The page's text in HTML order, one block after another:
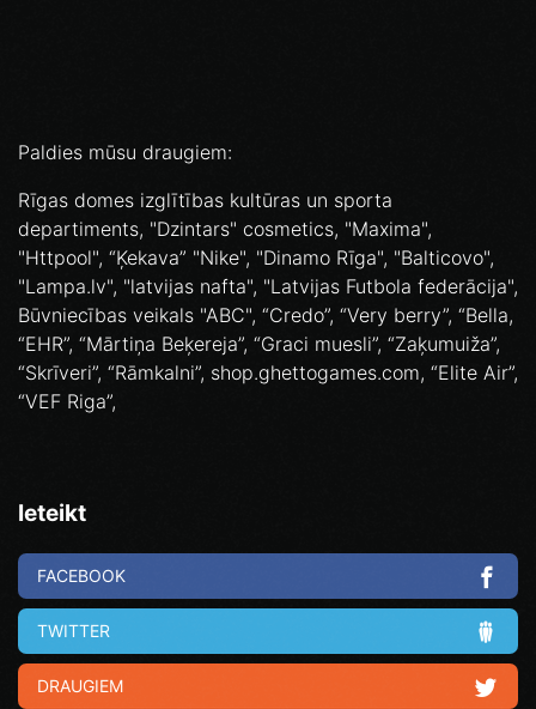
Paldies mūsu draugiem:
Rīgas domes izglītības kultūras un sporta
departiments, "Dzintars" cosmetics, "Maxima",
"Httpool", “Ķekava” "Nike", "Dinamo Rīga", "Balticovo",
"Lampa.lv", "latvijas nafta", "Latvijas Futbola federācija",
Būvniecības veikals "ABC", “Credo”, “Very berry”, “Bella,
“EHR”, “Mārtiņa Beķereja”, “Graci muesli”, “Zaķumuiža”,
“Skrīveri”, “Rāmkalni”, shop.ghettogames.com, “Elite Air”,
“VEF Riga”,
Ieteikt
FACEBOOK
TWITTER
DRAUGIEM